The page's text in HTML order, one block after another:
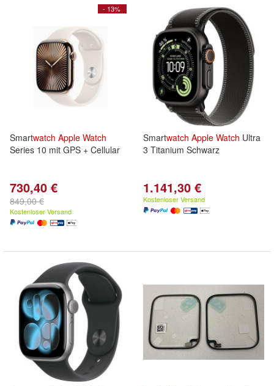
- 13%
Smartwatch Apple Watch
Series 10 mit GPS + Cellular
730,40 €
849,00 €
Kostenloser Versand
Smartwatch Apple Watch Ultra
3 Titanium Schwarz
1.141,30 €
Kostenloser Versand